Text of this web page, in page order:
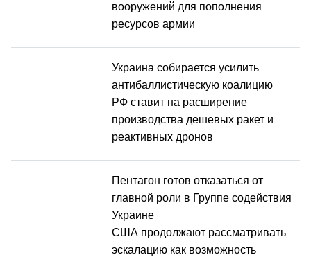
вооружений для пополнения
ресурсов армии
Украина собирается усилить
антибаллистическую коалицию
РФ ставит на расширение
производства дешевых ракет и
реактивных дронов
Пентагон готов отказаться от
главной роли в Группе содействия
Украине
США продолжают рассматривать
эскалацию как возможность